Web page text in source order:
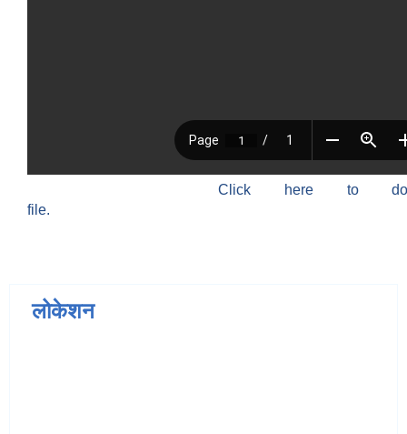
Click here to
file.
लोकेशन